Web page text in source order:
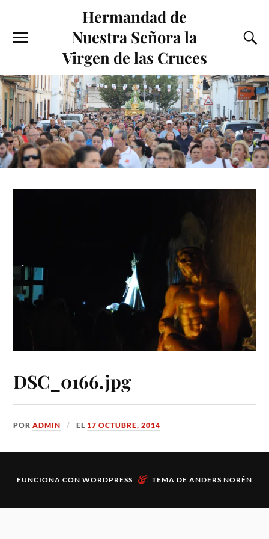
Hermandad de
Nuestra Señora la
Virgen de las Cruces
DSC_0166.jpg
PORADMIN EL 17 OCTUBRE, 2014
FUNCIONA CON WORDPRESS & TEMA DE ANDERS NORÉN